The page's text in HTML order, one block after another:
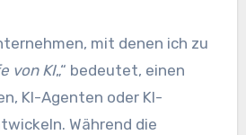
mit denen ich zu
von KI„“ bedeutet, einen
KI-Agenten oder KI-
Während die